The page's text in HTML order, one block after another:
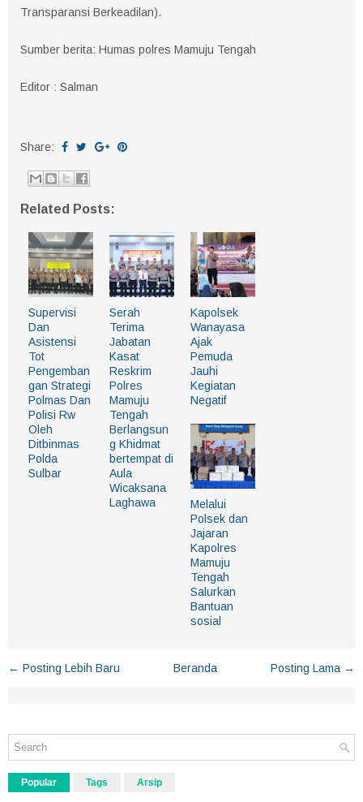
Transparansi Berkeadilan).
Sumber berita: Humas polres Mamuju Tengah
Editor : Salman
Share:
Related Posts:
Supervisi
Dan
Asistensi
Tot
Pengemban
gan Strategi
Polmas Dan
Polisi Rw
Oleh
Ditbinmas
Polda
Sulbar
Serah
Terima
Jabatan
Kasat
Reskrim
Polres
Mamuju
Tengah
Berlangsun
g Khidmat
bertempat di
Aula
Wicaksana
Laghawa
Kapolsek
Wanayasa
Ajak
Pemuda
Jauhi
Kegiatan
Negatif
Melalui
Polsek dan
Jajaran
Kapolres
Mamuju
Tengah
Salurkan
Bantuan
sosial
← Posting Lebih Baru Posting Lama →
Beranda
Popular Tags Arsip